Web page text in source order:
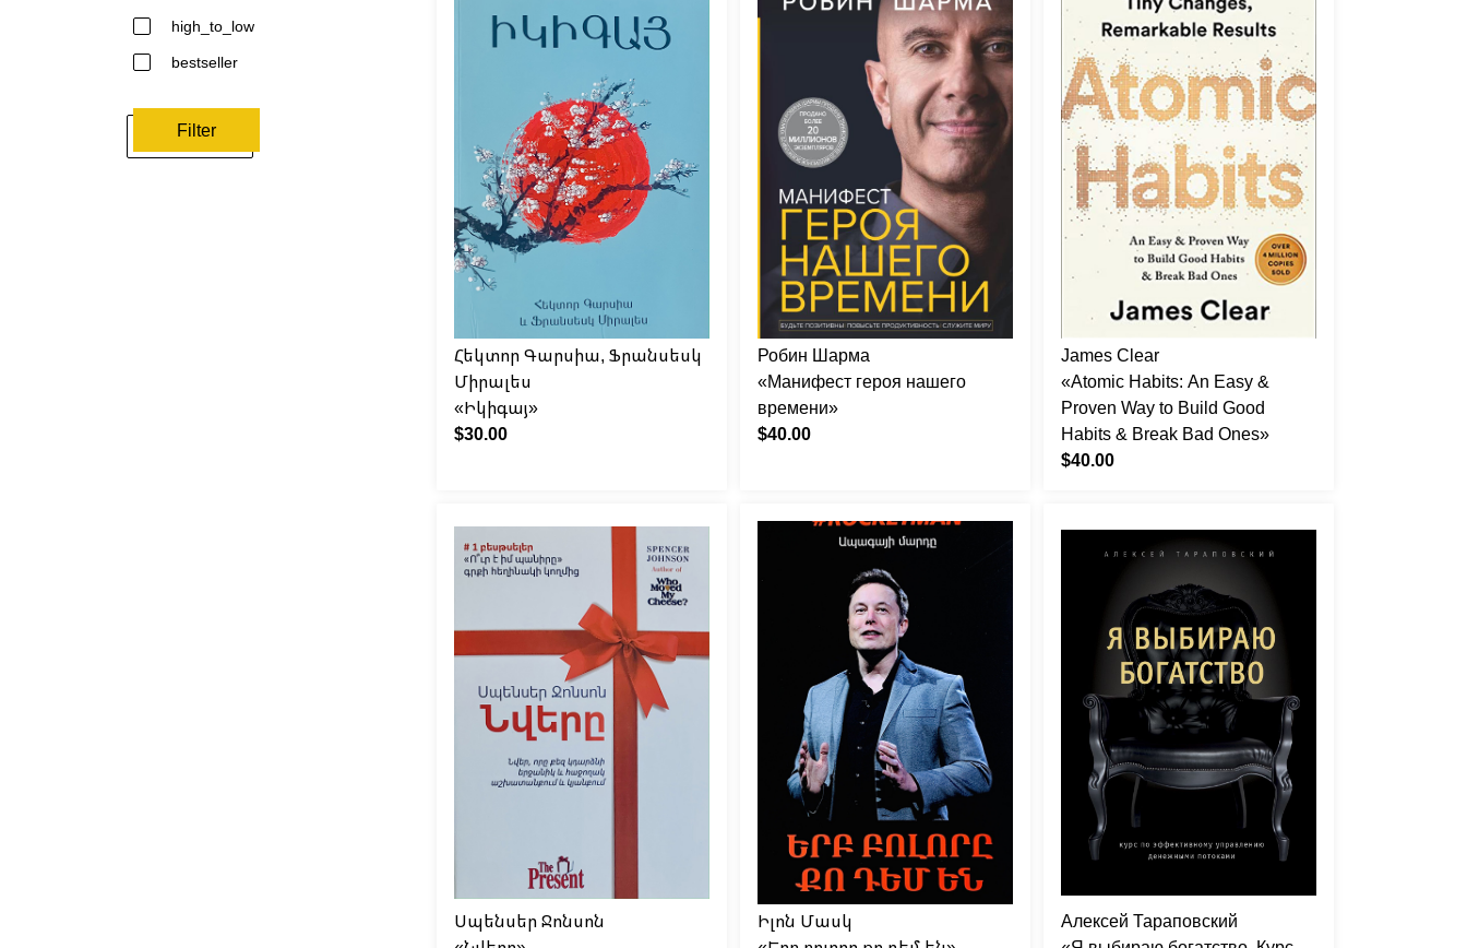
high_to_low
bestseller
Filter
Հեկտոր Գարսիա, Ֆրանսեսկ
Միրալես
«Իկիգայ»
$30.00
Робин Шарма
«Манифест героя нашего
времени»
$40.00
James Clear
«Atomic Habits: An Easy &
Proven Way to Build Good
Habits & Break Bad Ones»
$40.00
Սպենսեր Ջոնսոն
Իլոն Մասկ
Алексей Тараповский